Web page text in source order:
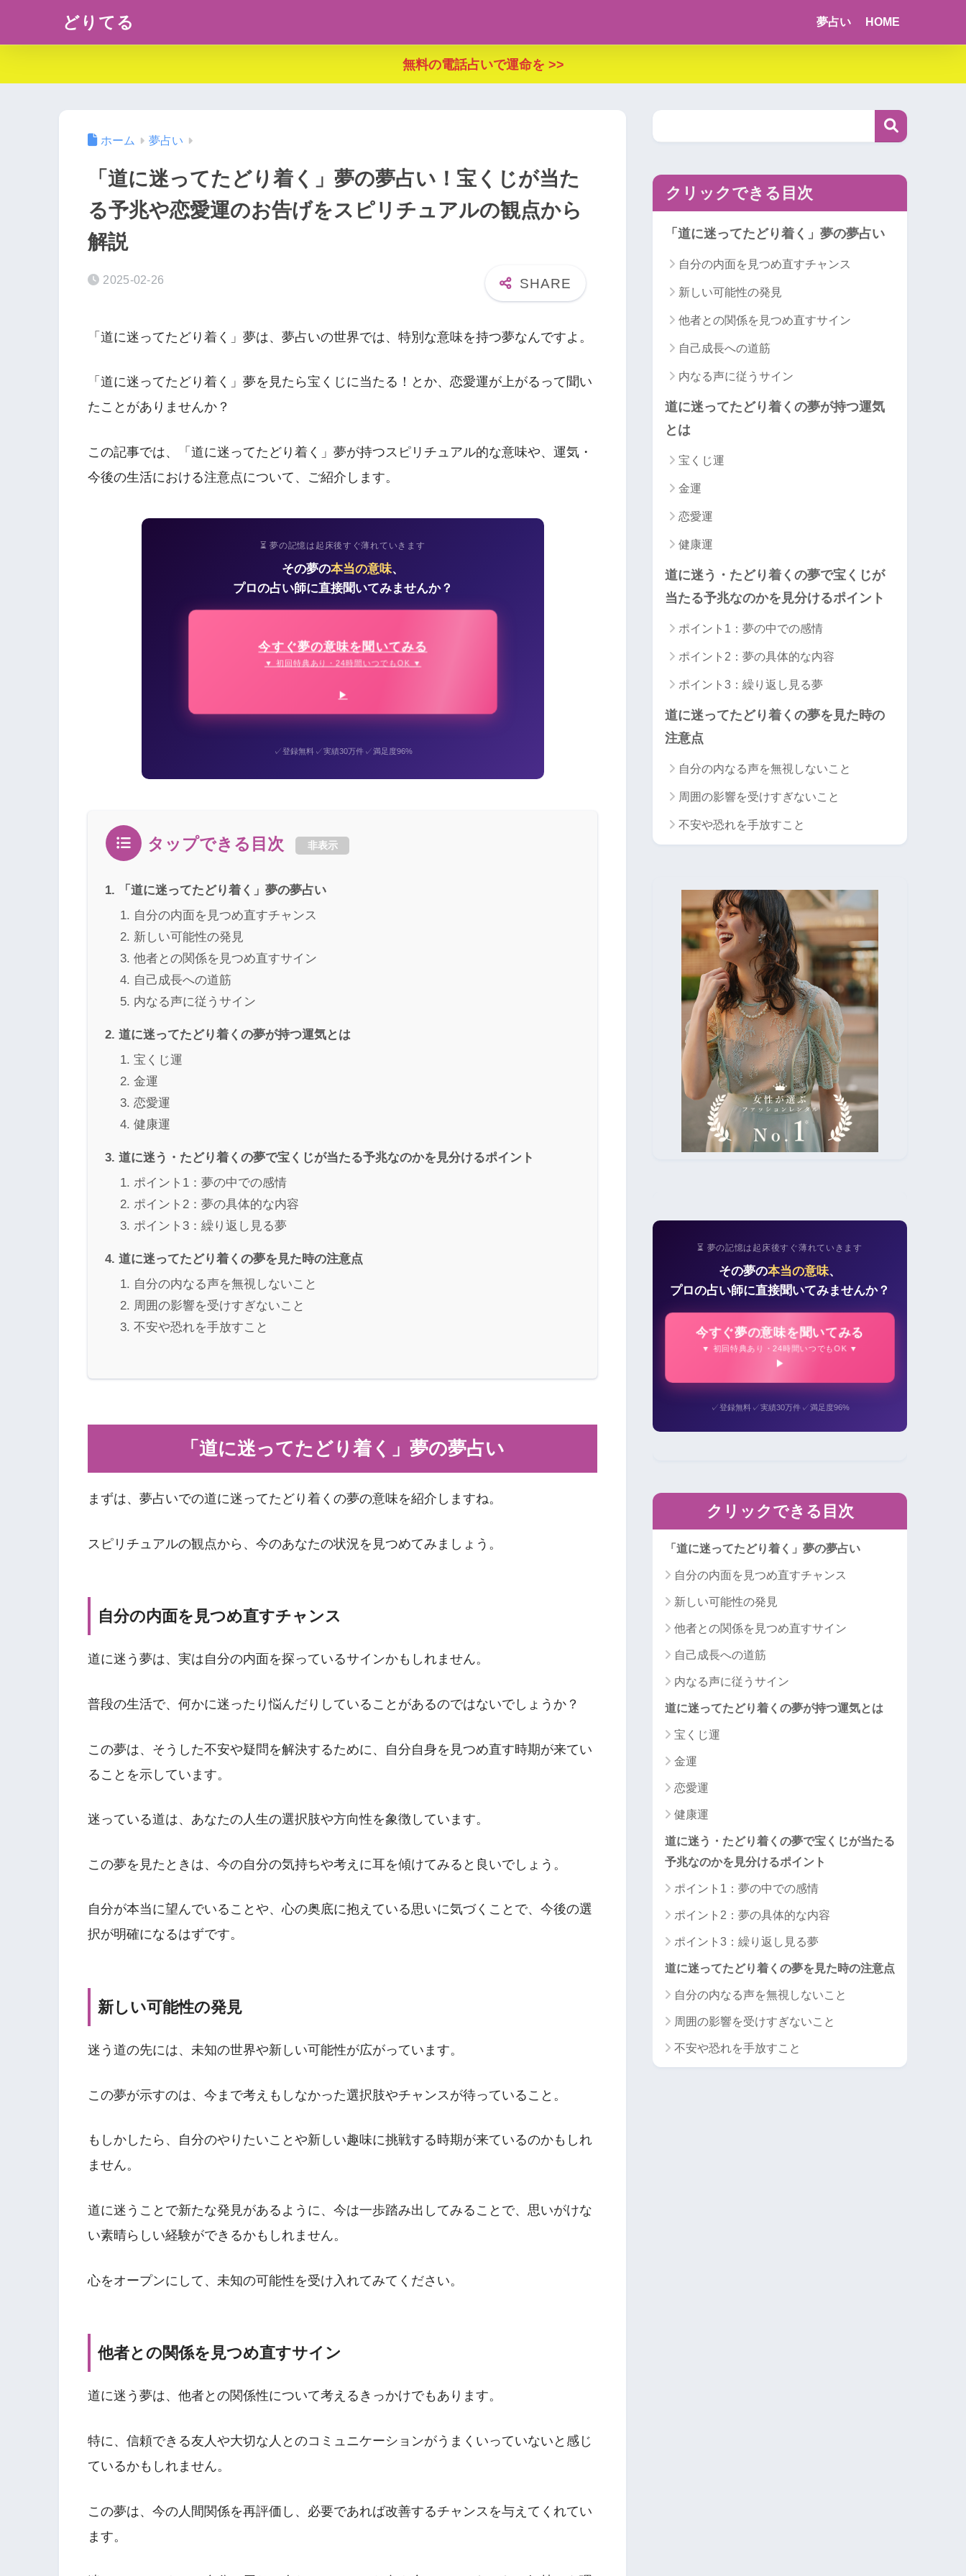
どりてる 夢占い HOME
無料の電話占いで運命を >>
ホーム 夢占い
「道に迷ってたどり着く」夢の夢占い！宝くじが当た
る予兆や恋愛運のお告げをスピリチュアルの観点から
解説
2025-02-26
「道に迷ってたどり着く」夢は、夢占いの世界では、特別な意味を持つ夢なんですよ。
「道に迷ってたどり着く」夢を見たら宝くじに当たる！とか、恋愛運が上がるって聞い
たことがありませんか？
この記事では、「道に迷ってたどり着く」夢が持つスピリチュアル的な意味や、運気・
今後の生活における注意点について、ご紹介します。
⏳ 夢の記憶は起床後すぐ薄れていきます
その夢の本当の意味、
プロの占い師に直接聞いてみませんか？
今すぐ夢の意味を聞いてみる
▼ 初回特典あり・24時間いつでもOK ▼
✓登録無料✓実績30万件✓満足度96%
タップできる目次 非表示
「道に迷ってたどり着く」夢の夢占い
自分の内面を見つめ直すチャンス
新しい可能性の発見
他者との関係を見つめ直すサイン
自己成長への道筋
内なる声に従うサイン
道に迷ってたどり着くの夢が持つ運気とは
宝くじ運
金運
恋愛運
健康運
道に迷う・たどり着くの夢で宝くじが当たる予兆なのかを見分けるポイント
ポイント1：夢の中での感情
ポイント2：夢の具体的な内容
ポイント3：繰り返し見る夢
道に迷ってたどり着くの夢を見た時の注意点
自分の内なる声を無視しないこと
周囲の影響を受けすぎないこと
不安や恐れを手放すこと
「道に迷ってたどり着く」夢の夢占い
まずは、夢占いでの道に迷ってたどり着くの夢の意味を紹介しますね。
スピリチュアルの観点から、今のあなたの状況を見つめてみましょう。
自分の内面を見つめ直すチャンス
道に迷う夢は、実は自分の内面を探っているサインかもしれません。
普段の生活で、何かに迷ったり悩んだりしていることがあるのではないでしょうか？
この夢は、そうした不安や疑問を解決するために、自分自身を見つめ直す時期が来てい
ることを示しています。
迷っている道は、あなたの人生の選択肢や方向性を象徴しています。
この夢を見たときは、今の自分の気持ちや考えに耳を傾けてみると良いでしょう。
自分が本当に望んでいることや、心の奥底に抱えている思いに気づくことで、今後の選
択が明確になるはずです。
新しい可能性の発見
迷う道の先には、未知の世界や新しい可能性が広がっています。
この夢が示すのは、今まで考えもしなかった選択肢やチャンスが待っていること。
もしかしたら、自分のやりたいことや新しい趣味に挑戦する時期が来ているのかもしれ
ません。
道に迷うことで新たな発見があるように、今は一歩踏み出してみることで、思いがけな
い素晴らしい経験ができるかもしれません。
心をオープンにして、未知の可能性を受け入れてみてください。
他者との関係を見つめ直すサイン
道に迷う夢は、他者との関係性について考えるきっかけでもあります。
特に、信頼できる友人や大切な人とのコミュニケーションがうまくいっていないと感じ
ているかもしれません。
この夢は、今の人間関係を再評価し、必要であれば改善するチャンスを与えてくれてい
ます。
クリックできる目次
「道に迷ってたどり着く」夢の夢占い
自分の内面を見つめ直すチャンス
新しい可能性の発見
他者との関係を見つめ直すサイン
自己成長への道筋
内なる声に従うサイン
道に迷ってたどり着くの夢が持つ運気
とは
宝くじ運
金運
恋愛運
健康運
道に迷う・たどり着くの夢で宝くじが
当たる予兆なのかを見分けるポイント
ポイント1：夢の中での感情
ポイント2：夢の具体的な内容
ポイント3：繰り返し見る夢
道に迷ってたどり着くの夢を見た時の
注意点
自分の内なる声を無視しないこと
周囲の影響を受けすぎないこと
不安や恐れを手放すこと
⏳ 夢の記憶は起床後すぐ薄れていきます
その夢の本当の意味、
プロの占い師に直接聞いてみませんか？
今すぐ夢の意味を聞いてみる
▼ 初回特典あり・24時間いつでもOK ▼
✓登録無料 ✓実績30万件 ✓満足度96%
クリックできる目次
「道に迷ってたどり着く」夢の夢占い
自分の内面を見つめ直すチャンス
新しい可能性の発見
他者との関係を見つめ直すサイン
自己成長への道筋
内なる声に従うサイン
道に迷ってたどり着くの夢が持つ運気とは
宝くじ運
金運
恋愛運
健康運
道に迷う・たどり着くの夢で宝くじが当たる
予兆なのかを見分けるポイント
ポイント1：夢の中での感情
ポイント2：夢の具体的な内容
ポイント3：繰り返し見る夢
道に迷ってたどり着くの夢を見た時の注意点
自分の内なる声を無視しないこと
周囲の影響を受けすぎないこと
不安や恐れを手放すこと